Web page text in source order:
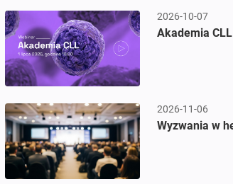
2026-10-07
Akademia CLL
2026-11-06
Wyzwania w